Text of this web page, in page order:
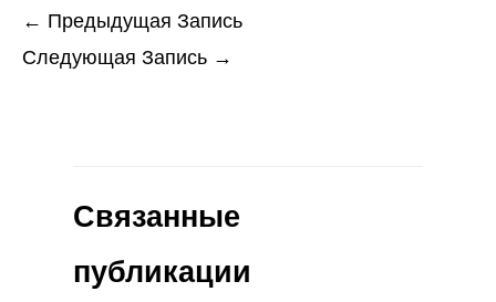
← Предыдущая Запись
Следующая Запись →
Связанные
публикации